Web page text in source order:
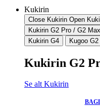
Kukirin
Close Kukirin Open
Kukirin G2 Pro / G2 Max
Kukirin G4
Kugoo
Kukirin G2
Se alt Kukirin